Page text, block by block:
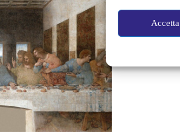
Accetta